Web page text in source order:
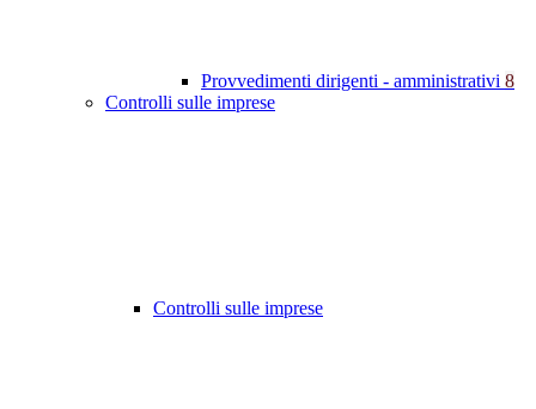
Provvedimenti dirigenti - amministrativi 8
Controlli sulle imprese
Controlli sulle imprese